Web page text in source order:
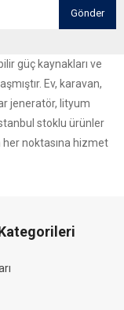
Gönder
güç kaynakları ve
Ev, karavan,
jeneratör, lityum
stoklu ürünler
her noktasına hizmet